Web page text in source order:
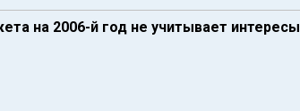
на 2006-й год не учитывает интересы